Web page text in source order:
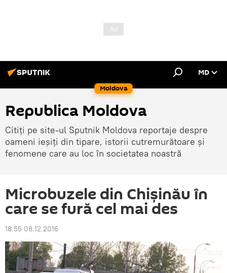
Moldova
MD
Republica Moldova
Citiți pe site-ul Sputnik Moldova reportaje despre
oameni ieșiți din tipare, istorii cutremurătoare și
fenomene care au loc în societatea noastră
Microbuzele din Chișinău în
care se fură cel mai des
18:55 08.12.2016